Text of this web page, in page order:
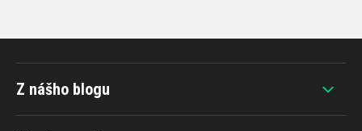
Z nášho blogu